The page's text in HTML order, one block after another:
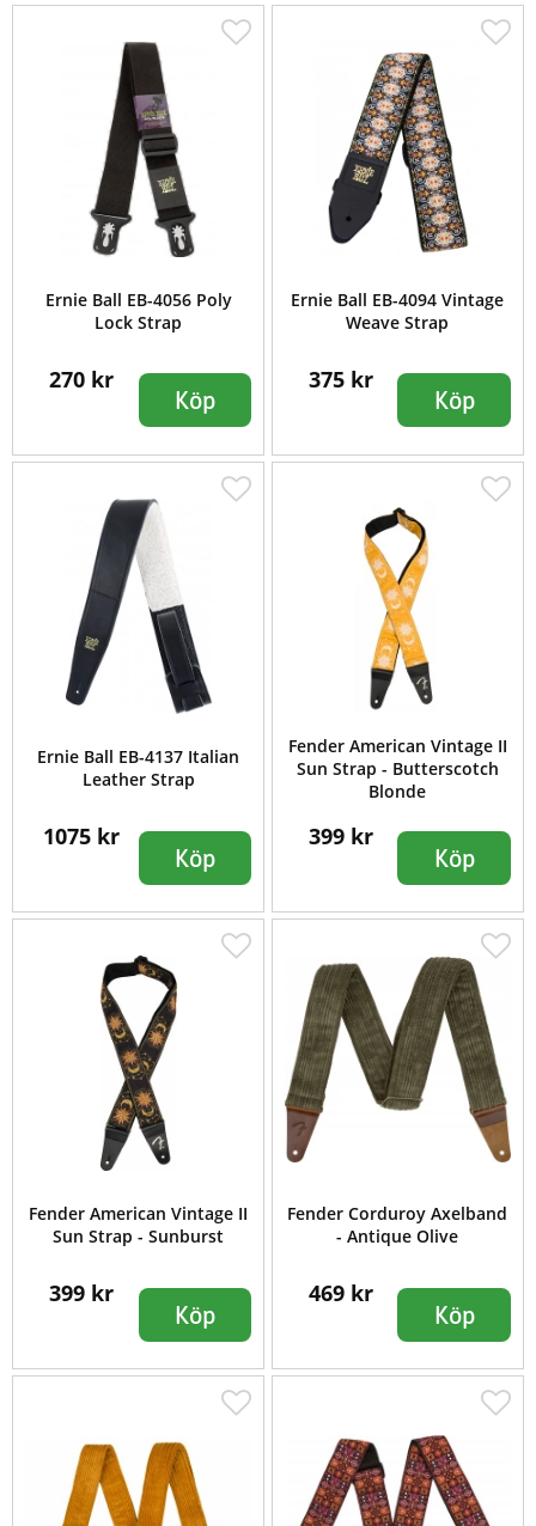
Ernie Ball EB-4056 Poly
Lock Strap
270 kr
Köp
Ernie Ball EB-4094 Vintage
Weave Strap
375 kr
Köp
Ernie Ball EB-4137 Italian
Leather Strap
1075 kr
Köp
Fender American Vintage II
Sun Strap - Butterscotch
Blonde
399 kr
Köp
Fender American Vintage II
Sun Strap - Sunburst
399 kr
Köp
Fender Corduroy Axelband
- Antique Olive
469 kr
Köp